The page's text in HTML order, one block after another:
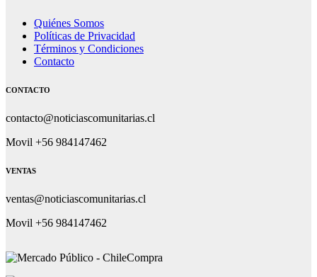
Quiénes Somos
Políticas de Privacidad
Términos y Condiciones
Contacto
CONTACTO
contacto@noticiascomunitarias.cl
Movil +56 984147462
VENTAS
ventas@noticiascomunitarias.cl
Movil +56 984147462